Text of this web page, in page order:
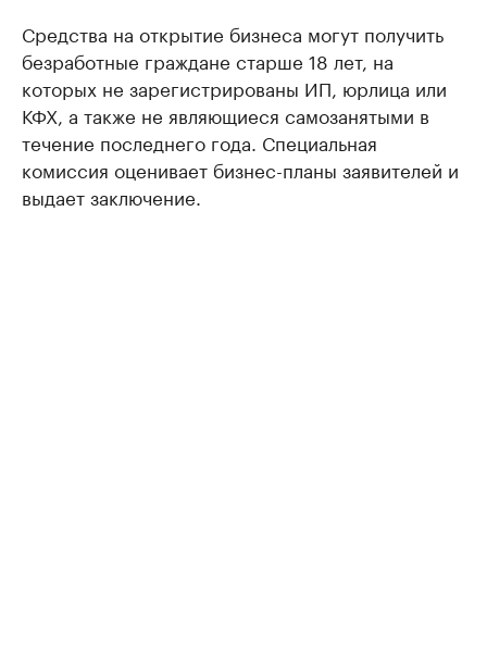
Средства на открытие бизнеса могут получить
безработные граждане старше 18 лет, на
которых не зарегистрированы ИП, юрлица или
КФХ, а также не являющиеся самозанятыми в
течение последнего года. Специальная
комиссия оценивает бизнес-планы заявителей и
выдает заключение.